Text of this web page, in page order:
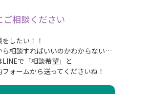
ご相談ください
したい！！
ら相談すればいいのかわからない…
LINEで「相談希望」と
フォームから送ってくださいね！